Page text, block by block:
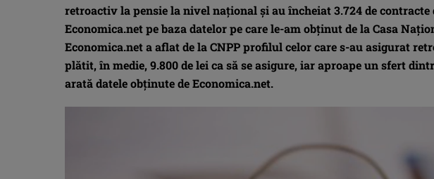
retroactiv la pensie la nivel naţional şi au încheiat 3.724 de
Economica.net pe baza datelor pe care le-am obţinut de la Casa
Economica.net a aflat de la CNPP profilul celor care s-au asigurat
plătit, în medie, 9.800 de lei ca să se asigure, iar aproape un sfert
arată datele obţinute de Economica.net.